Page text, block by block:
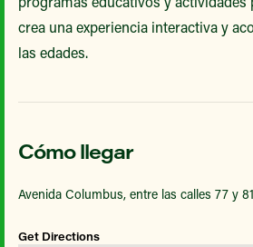
crea una experiencia interactiva y
las edades.
Cómo llegar
Avenida Columbus, entre las calles 77 y 81
Get Directions